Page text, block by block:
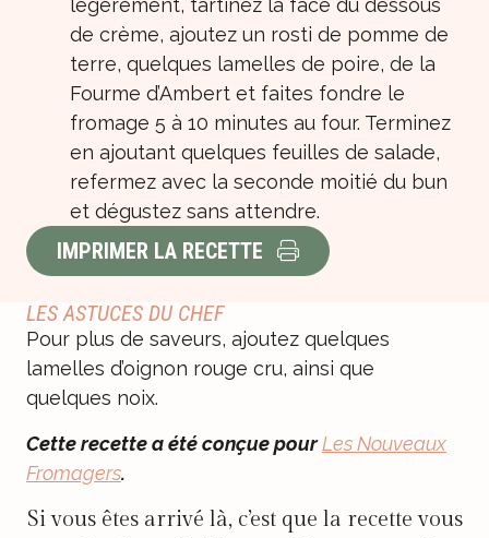
légèrement, tartinez la face du dessous
de crème, ajoutez un rosti de pomme de
terre, quelques lamelles de poire, de la
Fourme d’Ambert et faites fondre le
fromage 5 à 10 minutes au four. Terminez
en ajoutant quelques feuilles de salade,
refermez avec la seconde moitié du bun
et dégustez sans attendre.
IMPRIMER LA RECETTE
LES ASTUCES DU CHEF
Pour plus de saveurs, ajoutez quelques
lamelles d’oignon rouge cru, ainsi que
quelques noix.
Cette recette a été conçue pourLes Nouveaux
Fromagers.
Si vous êtes arrivé là, c’est que la recette vous